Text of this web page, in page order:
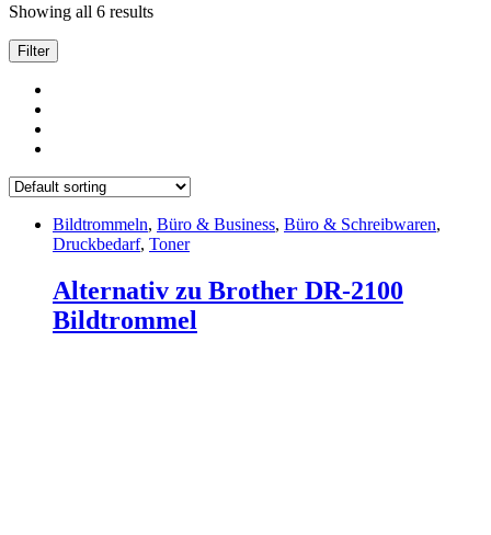
Showing all 6 results
Filter
Bildtrommeln, Büro & Business, Büro & Schreibwaren,
Druckbedarf, Toner
Alternativ zu Brother DR-2100
Bildtrommel